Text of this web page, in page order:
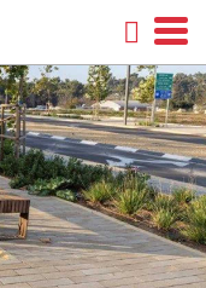
חיפוש
facebook
youtube
instagram